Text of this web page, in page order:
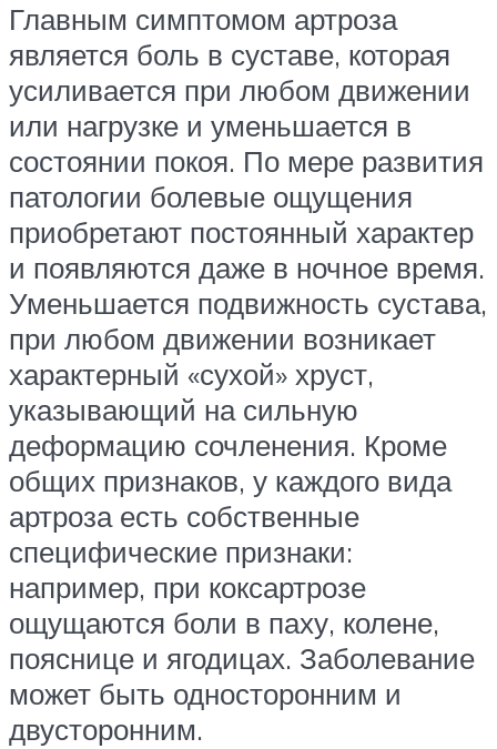
Главным симптомом артроза
является боль в суставе, которая
усиливается при любом движении
или нагрузке и уменьшается в
состоянии покоя. По мере развития
патологии болевые ощущения
приобретают постоянный характер
и появляются даже в ночное время.
Уменьшается подвижность сустава,
при любом движении возникает
характерный «сухой» хруст,
указывающий на сильную
деформацию сочленения. Кроме
общих признаков, у каждого вида
артроза есть собственные
специфические признаки:
например, при коксартрозе
ощущаются боли в паху, колене,
пояснице и ягодицах. Заболевание
может быть односторонним и
двусторонним.